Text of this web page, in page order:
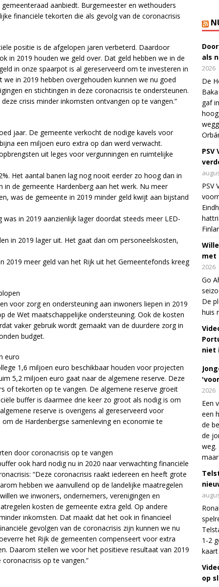
aanbiedt. Burgemeester en wethouders
financiële tekorten die als gevolg van de coronacrisis
positie is de afgelopen jaren verbeterd. Daardoor
in 2019 houden we geld over. Dat geld hebben we in de
in onze spaarpot is al gereserveerd om te investeren in
in 2019 hebben overgehouden kunnen we nu goed
en stichtingen in deze coronacrisis te ondersteunen.
crisis minder inkomsten ontvangen op te vangen.”
jaar. De gemeente verkocht de nodige kavels voor
een miljoen euro extra op dan werd verwacht.
uit leges voor vergunningen en ruimtelijke
Het aantal banen lag nog nooit eerder zo hoog dan in
de gemeente Hardenberg aan het werk. Nu meer
was de gemeente in 2019 minder geld kwijt aan bijstand
in 2019 aanzienlijk lager doordat steeds meer LED-
in 2019 lager uit. Het gaat dan om personeelskosten,
2019 meer geld van het Rijk uit het Gemeentefonds kreeg
voor zorg en ondersteuning aan inwoners liepen in 2019
de Wet maatschappelijke ondersteuning. Ook de kosten
vaker gebruik wordt gemaakt van de duurdere zorg in
budget.
euro
1,6 miljoen euro beschikbaar houden voor projecten
5,2 miljoen euro gaat naar de algemene reserve. Deze
of tekorten op te vangen. De algemene reserve groeit
buffer is daarmee drie keer zo groot als nodig is om
reserve is overigens al gereserveerd voor
de Hardenbergse samenleving en economie te
door coronacrisis op te vangen
ook hard nodig nu in 2020 naar verwachting financiële
“Deze coronacrisis raakt iedereen en heeft grote
hebben we aanvullend op de landelijke maatregelen
we inwoners, ondernemers, verenigingen en
kosten de gemeente extra geld. Op andere
inkomsten. Dat maakt dat het ook in financieel
gevolgen van de coronacrisis zijn kunnen we nu
het Rijk de gemeenten compenseert voor extra
Daarom stellen we voor het positieve resultaat van 2019
op te vangen.”
als
2026
De
gaf
PSV
met
2026
Go
De
huis
niet
2026
Een
een
de
de
weg.
1-2
op